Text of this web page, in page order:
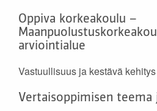
Oppiva korkeakoulu –
arviointialue
Vastuullisuus ja kestävä kehitys
Vertaisoppimisen teema